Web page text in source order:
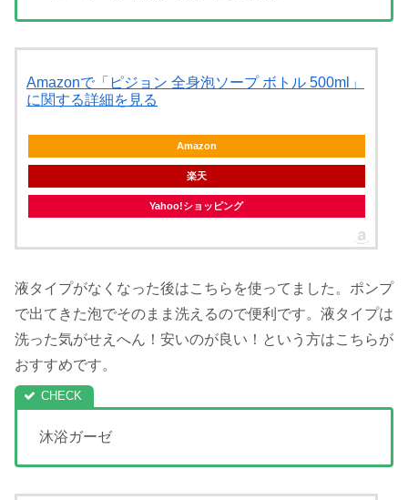
Amazonで「ピジョン 全身泡ソープ ボトル 500ml」
に関する詳細を見る
Amazon
楽天
Yahoo!ショッピング
液タイプがなくなった後はこちらを使ってました。ポンプ
で出てきた泡でそのまま洗えるので便利です。液タイプは
洗った気がせえへん！安いのが良い！という方はこちらが
おすすめです。
沐浴ガーゼ